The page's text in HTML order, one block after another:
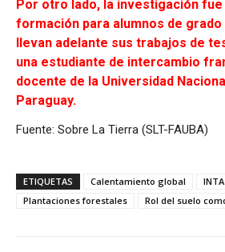
Por otro lado, la investigación fue
formación para alumnos de grado
llevan adelante sus trabajos de
una estudiante de intercambio
docente de la Universidad
Paraguay.
Fuente: Sobre La Tierra (SLT-FAUBA)
ETIQUETAS Calentamiento global
INTA
Plantaciones forestales
Rol del suelo